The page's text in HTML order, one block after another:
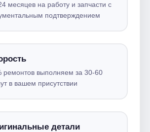
месяцев на работу и запчасти с
подтверждением
ремонтов выполняем за 30-60
в вашем присутствии
детали